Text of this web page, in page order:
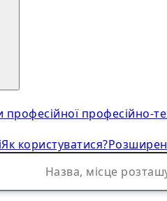
професійної професійно-
Як користуватися?